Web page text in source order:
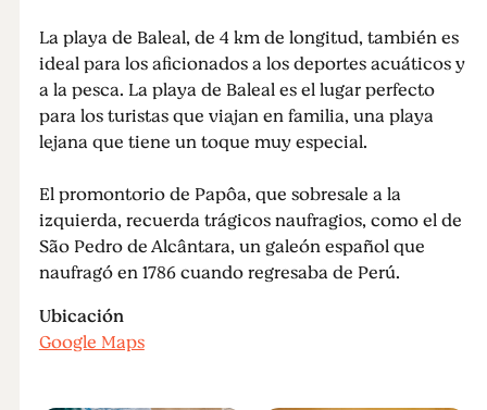
La playa de Baleal, de 4 km de longitud, también es
ideal para los aficionados a los deportes acuáticos y
a la pesca. La playa de Baleal es el lugar perfecto
para los turistas que viajan en familia, una playa
lejana que tiene un toque muy especial.
El promontorio de Papôa, que sobresale a la
izquierda, recuerda trágicos naufragios, como el de
São Pedro de Alcântara, un galeón español que
naufragó en 1786 cuando regresaba de Perú.
Ubicación
Google Maps